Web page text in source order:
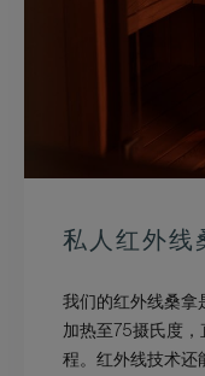
私人红外线
我们的红外线桑拿
加热至75摄氏度
程。红外线技术还